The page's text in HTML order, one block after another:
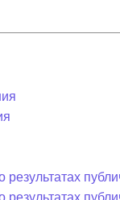
результатах
результатах